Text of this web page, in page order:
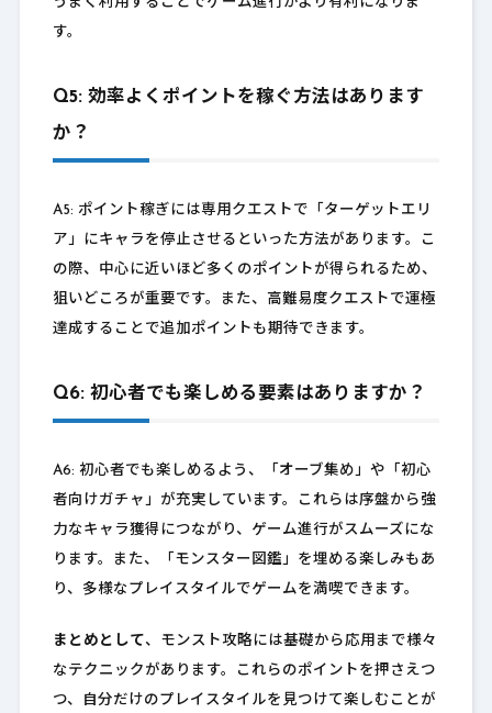
す。
Q5: 効率よくポイントを稼ぐ方法はあります
か？
A5: ポイント稼ぎには専用クエストで「ターゲットエリ
ア」にキャラを停止させるといった方法があります。こ
の際、中心に近いほど多くのポイントが得られるため、
狙いどころが重要です。また、高難易度クエストで運極
達成することで追加ポイントも期待できます。
Q6: 初心者でも楽しめる要素はありますか？
A6: 初心者でも楽しめるよう、「オーブ集め」や「初心
者向けガチャ」が充実しています。これらは序盤から強
力なキャラ獲得につながり、ゲーム進行がスムーズにな
ります。また、「モンスター図鑑」を埋める楽しみもあ
り、多様なプレイスタイルでゲームを満喫できます。
まとめとして、モンスト攻略には基礎から応用まで様々
なテクニックがあります。これらのポイントを押さえつ
つ、自分だけのプレイスタイルを見つけて楽しむことが